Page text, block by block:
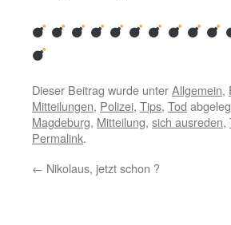
Dieser Beitrag wurde unterAllgemein,
Mitteilungen, Polizei, Tips, Tod
Magdeburg, Mitteilung, sich ausreden,
Permalink.
← Nikolaus, jetzt schon ?